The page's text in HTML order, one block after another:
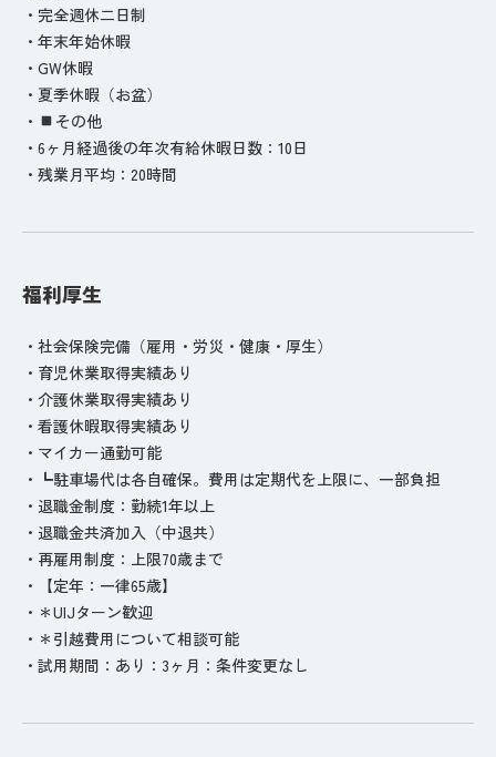
・完全週休二日制
・年末年始休暇
・GW休暇
・夏季休暇（お盆）
・
その他
・6ヶ月経過後の年次有給休暇日数：10日
・残業月平均：20時間
福利厚生
・社会保険完備（雇用・労災・健康・厚生）
・育児休業取得実績あり
・介護休業取得実績あり
・看護休暇取得実績あり
・マイカー通勤可能
・┗駐車場代は各自確保。費用は定期代を上限に、一部負担
・退職金制度：勤続1年以上
・退職金共済加入（中退共）
・再雇用制度：上限70歳まで
・【定年：一律65歳】
・＊UIJターン歓迎
・＊引越費用について相談可能
・試用期間：あり：3ヶ月：条件変更なし